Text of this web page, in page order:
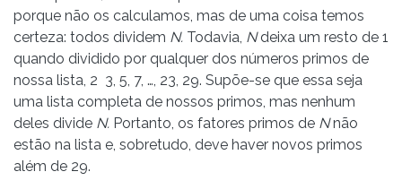
porque não os calculamos, mas de uma coisa temos
certeza: todos dividem N. Todavia, Ndeixa um resto de 1
quando dividido por qualquer dos números primos de
nossa lista, 2 3, 5, 7, …, 23, 29. Supõe-se que essa seja
uma lista completa de nossos primos, mas nenhum
deles divide N. Portanto, os fatores primos de Nnão
estão na lista e, sobretudo, deve haver novos primos
além de 29.